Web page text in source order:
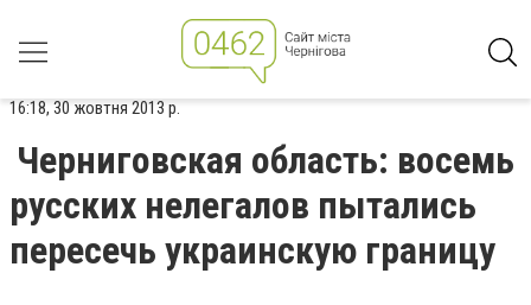
16:18, 30 жовтня 2013 р.
Черниговская область: восемь
русских нелегалов пытались
пересечь украинскую границу